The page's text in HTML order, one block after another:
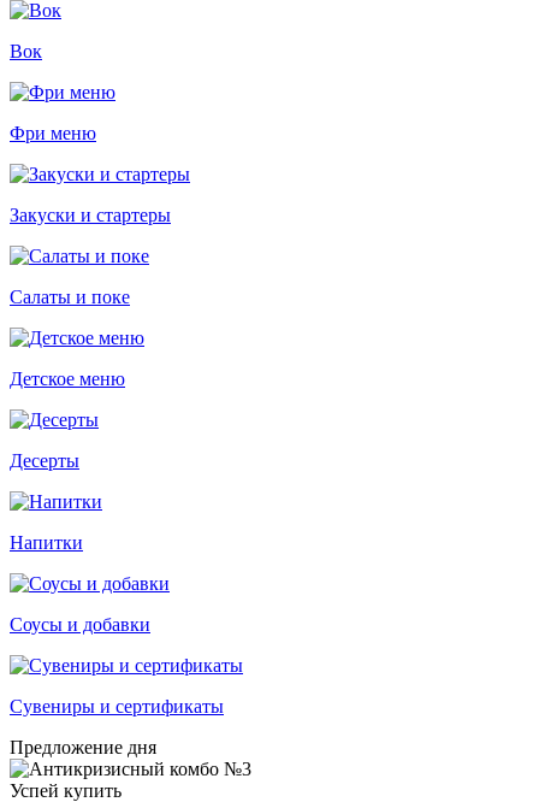
Вок
Фри меню
Закуски и стартеры
Салаты и поке
Детское меню
Десерты
Напитки
Соусы и добавки
Сувениры и сертификаты
Предложение дня
Успей купить